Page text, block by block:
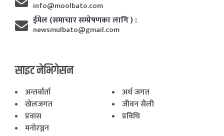
info@moolbato.com
ईमेल (समाचार सम्प्रेषणका लागि ) :
newsmulbato@gmail.com
साइट नेभिगेसन
अन्तर्वार्ता
अर्थ जगत
खेलजगत
जीवन सैली
प्रवास
प्रविधि
मनोरञ्जन